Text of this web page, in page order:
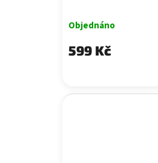
Objednáno
599 Kč